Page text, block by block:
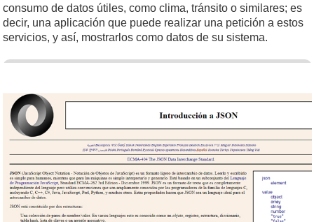
consumo de datos útiles, como clima, tránsito o similares; es
decir, una aplicación que puede realizar una petición a estos
servicios, y así, mostrarlos como datos de su sistema.